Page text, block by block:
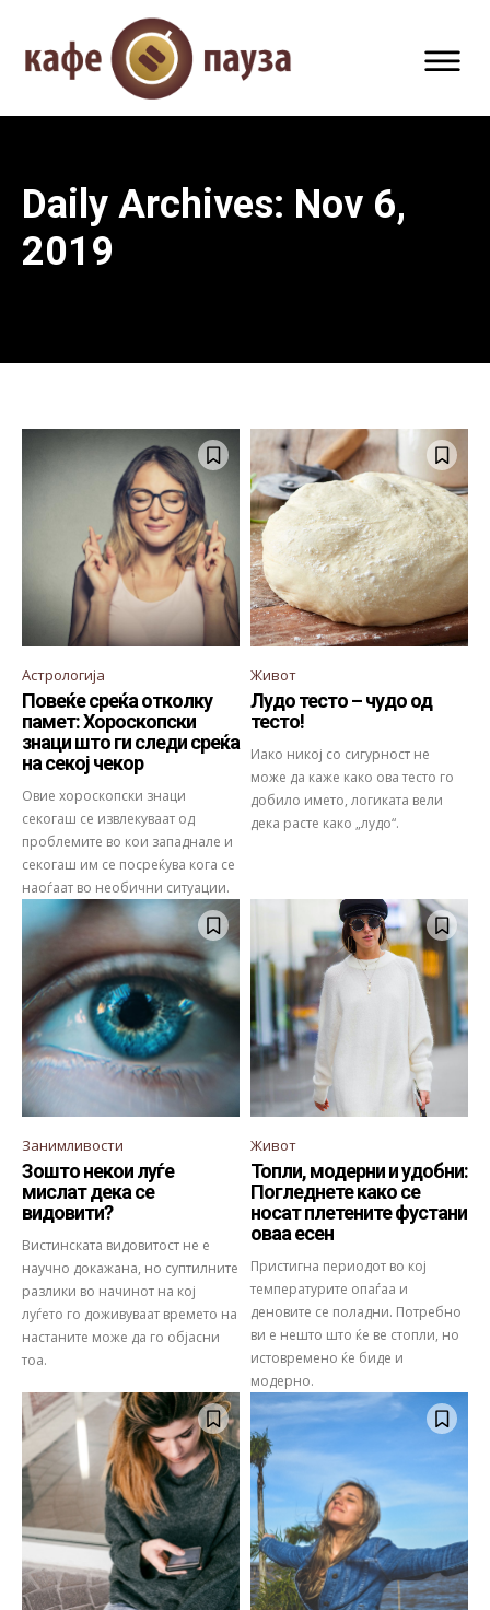
Daily Archives: Nov 6,
2019
Астрологија
Повеќе среќа отколку
памет: Хороскопски
знаци што ги следи среќа
на секој чекор
Овие хороскопски знаци
секогаш се извлекуваат од
проблемите во кои западнале и
секогаш им се посреќува кога се
наоѓаат во необични ситуации.
Живот
Лудо тесто – чудо од
тесто!
Иако никој со сигурност не
може да каже како ова тесто го
добило името, логиката вели
дека расте како „лудо“.
Занимливости
Зошто некои луѓе
мислат дека се
видовити?
Вистинската видовитост не е
научно докажана, но суптилните
разлики во начинот на кој
луѓето го доживуваат времето на
настаните може да го објасни
тоа.
Живот
Топли, модерни и удобни:
Погледнете како се
носат плетените фустани
оваа есен
Пристигна периодот во кој
температурите опаѓаа и
деновите се поладни. Потребно
ви е нешто што ќе ве стопли, но
истовремено ќе биде и
модерно.